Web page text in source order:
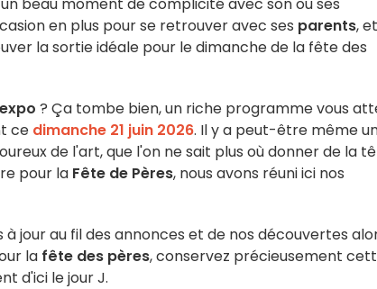
en plus pour se retrouver avec ses parents, et
la sortie idéale pour le dimanche de la fête des
? Ça tombe bien, un riche programme vous
ce dimanche 21 juin 2026. Il y a peut-être même
de l'art, que l'on ne sait plus où donner de la
pour la Fête de Pères, nous avons réuni ici nos
jour au fil des annonces et de nos découvertes
la fête des pères, conservez précieusement
d'ici le jour J.